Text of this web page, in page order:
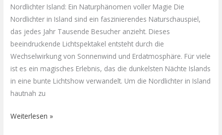
Nordlichter Island: Ein Naturphänomen voller Magie Die
Nordlichter in Island sind ein faszinierendes Naturschauspiel,
das jedes Jahr Tausende Besucher anzieht. Dieses
beeindruckende Lichtspektakel entsteht durch die
Wechselwirkung von Sonnenwind und Erdatmosphäre. Für viele
ist es ein magisches Erlebnis, das die dunkelsten Nächte Islands
in eine bunte Lichtshow verwandelt. Um die Nordlichter in Island
hautnah zu
Weiterlesen »